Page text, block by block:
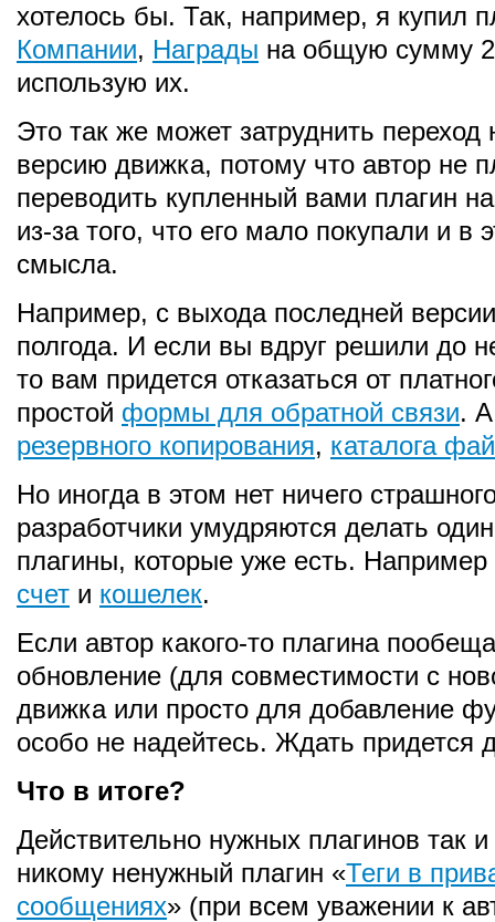
хотелось бы. Так, например, я купил
Компании, Награды на общую сумму
использую их.
Это так же может затруднить переход
версию движка, потому что автор не
переводить купленный вами плагин
из-за того, что его мало покупали и в
смысла.
Например, с выхода последней
полгода. И если вы вдруг решили до
то вам придется отказаться от
простой формы для обратной связи.
резервного копирования, каталога
Но иногда в этом нет ничего
разработчики умудряются делать
плагины, которые уже есть.
счет и кошелек.
Если автор какого-то плагина
обновление (для совместимости с
движка или просто для добавление
особо не надейтесь. Ждать придется
Что в итоге?
Действительно нужных плагинов так и
никому ненужный плагин «Теги в
сообщениях» (при всем уважении к